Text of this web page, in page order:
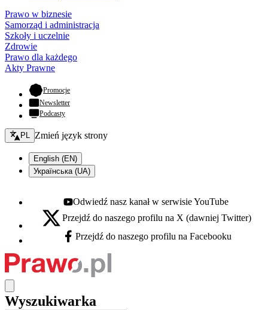
Prawo w biznesie
Samorząd i administracja
Szkoły i uczelnie
Zdrowie
Prawo dla każdego
Akty Prawne
Promocje- otwiera się w nowej karcie
Newsletter
Podcasty
Zmień język - bieżący:
PL Zmień język strony
English (EN)
Українська (UA)
Youtube - otwiera się w nowej karcie
Odwiedź nasz kanał w serwisie YouTube
X - otwiera się w nowej karcie
Przejdź do naszego profilu na X (dawniej Twitter)
Facebook - otwiera się w nowej karcie
Przejdź do naszego profilu na Facebooku
Wyszukiwarka